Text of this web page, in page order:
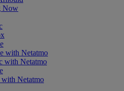
Now
with Netatmo
with Netatmo
Netatmo